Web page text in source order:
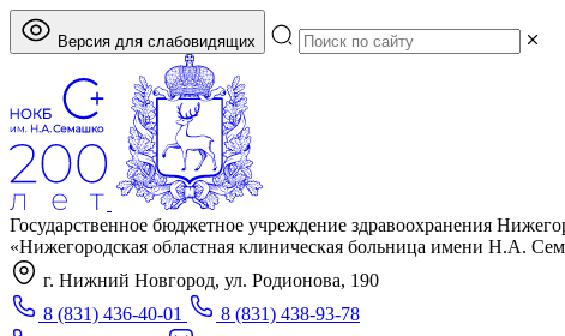
Версия для слабовидящих
Государственное бюджетное учреждение здравоохранения
«Нижегородская областная клиническая больница имени Н.А.
г. Нижний Новгород, ул. Родионова, 190
8 (831) 436-40-01
8 (831) 438-93-78